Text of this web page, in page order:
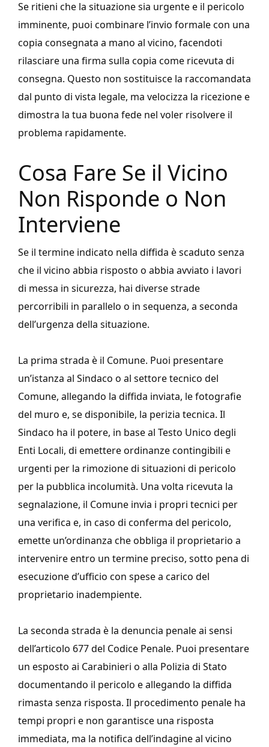
Se ritieni che la situazione sia urgente e il pericolo
imminente, puoi combinare l’invio formale con una
copia consegnata a mano al vicino, facendoti
rilasciare una firma sulla copia come ricevuta di
consegna. Questo non sostituisce la raccomandata
dal punto di vista legale, ma velocizza la ricezione e
dimostra la tua buona fede nel voler risolvere il
problema rapidamente.
Cosa Fare Se il Vicino
Non Risponde o Non
Interviene
Se il termine indicato nella diffida è scaduto senza
che il vicino abbia risposto o abbia avviato i lavori
di messa in sicurezza, hai diverse strade
percorribili in parallelo o in sequenza, a seconda
dell’urgenza della situazione.
La prima strada è il Comune. Puoi presentare
un’istanza al Sindaco o al settore tecnico del
Comune, allegando la diffida inviata, le fotografie
del muro e, se disponibile, la perizia tecnica. Il
Sindaco ha il potere, in base al Testo Unico degli
Enti Locali, di emettere ordinanze contingibili e
urgenti per la rimozione di situazioni di pericolo
per la pubblica incolumità. Una volta ricevuta la
segnalazione, il Comune invia i propri tecnici per
una verifica e, in caso di conferma del pericolo,
emette un’ordinanza che obbliga il proprietario a
intervenire entro un termine preciso, sotto pena di
esecuzione d’ufficio con spese a carico del
proprietario inadempiente.
La seconda strada è la denuncia penale ai sensi
dell’articolo 677 del Codice Penale. Puoi presentare
un esposto ai Carabinieri o alla Polizia di Stato
documentando il pericolo e allegando la diffida
rimasta senza risposta. Il procedimento penale ha
tempi propri e non garantisce una risposta
immediata, ma la notifica dell’indagine al vicino